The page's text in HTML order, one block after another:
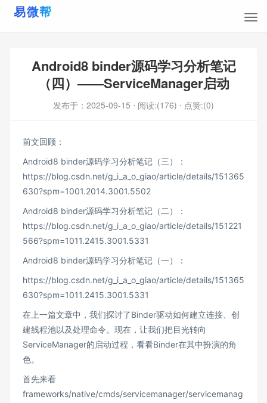
Android8 binder源码学习分析笔记
（四）——ServiceManager启动
发布于： 2025-09-15 ⋅ 阅读:(176) ⋅ 点赞:(0)
前文回顾：
Android8 binder源码学习分析笔记（三）：
https://blog.csdn.net/g_i_a_o_giao/article/details/151365
630?spm=1001.2014.3001.5502
Android8 binder源码学习分析笔记（二）：
https://blog.csdn.net/g_i_a_o_giao/article/details/151221
566?spm=1011.2415.3001.5331
Android8 binder源码学习分析笔记（一）：
https://blog.csdn.net/g_i_a_o_giao/article/details/151365
630?spm=1011.2415.3001.5331
在上一篇文章中，我们探讨了Binder驱动如何建立连接、创
建线程池以及处理命令。现在，让我们把目光转向
ServiceManager的启动过程，看看Binder在其中扮演的角
色。
首先来看
frameworks/native/cmds/servicemanager/servicemanag